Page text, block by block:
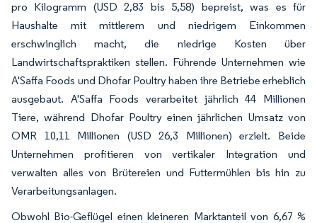
pro Kilogramm (USD 2,83 bis 5,58) bepreist, was es für
Haushalte mit mittlerem und niedrigem Einkommen
erschwinglich macht, die niedrige Kosten über
Landwirtschaftspraktiken stellen. Führende Unternehmen wie
A'Saffa Foods und Dhofar Poultry haben ihre Betriebe erheblich
ausgebaut. A'Saffa Foods verarbeitet jährlich 44 Millionen
Tiere, während Dhofar Poultry einen jährlichen Umsatz von
OMR 10,11 Millionen (USD 26,3 Millionen) erzielt. Beide
Unternehmen profitieren von vertikaler Integration und
verwalten alles von Brütereien und Futtermühlen bis hin zu
Verarbeitungsanlagen.
Obwohl Bio-Geflügel einen kleineren Marktanteil von 6,67 %